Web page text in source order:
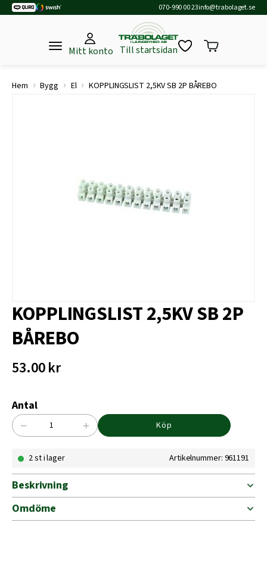
070-990 00 23info@trabolaget.se
Mitt konto Till startsidan
Hem › Bygg › El › KOPPLINGSLIST 2,5KV SB 2P BÅREBO
KOPPLINGSLIST 2,5KV SB 2P
BÅREBO
53.00kr
Antal
KOPPLINGSLIST
SB
BÅREBO
− + Köp
2 st i lager Artikelnummer: 961191
Beskrivning
Omdöme